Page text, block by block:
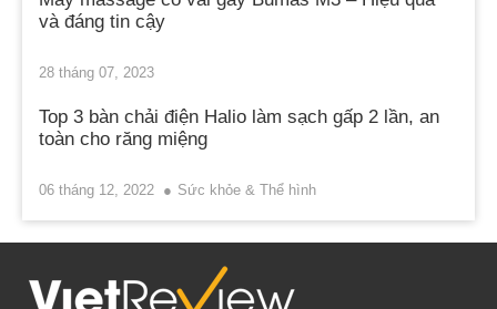
và đáng tin cậy
28 tháng 07, 2023
Top 3 bàn chải điện Halio làm sạch gấp 2 lần, an
toàn cho răng miệng
06 tháng 12, 2022 Sức khỏe & Thể hình